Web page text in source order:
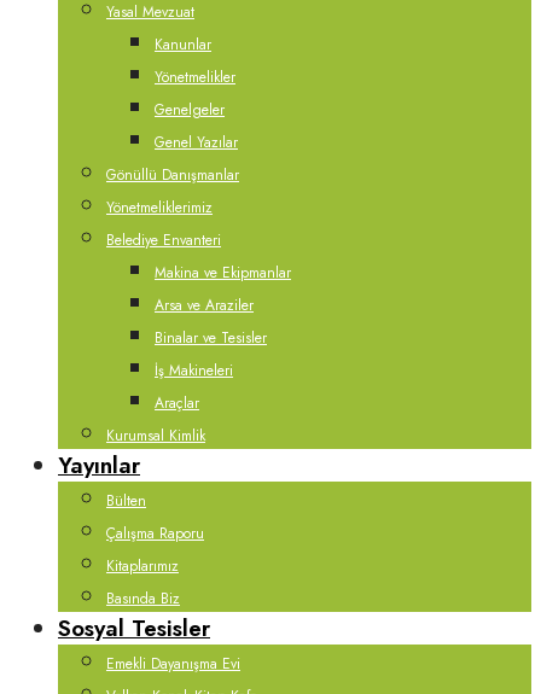
Yasal Mevzuat
Kanunlar
Yönetmelikler
Genelgeler
Genel Yazılar
Gönüllü Danışmanlar
Yönetmeliklerimiz
Belediye Envanteri
Makina ve Ekipmanlar
Arsa ve Araziler
Binalar ve Tesisler
İş Makineleri
Araçlar
Kurumsal Kimlik
Yayınlar
Bülten
Çalışma Raporu
Kitaplarımız
Basında Biz
Sosyal Tesisler
Emekli Dayanışma Evi